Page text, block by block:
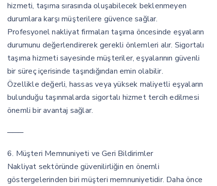
hizmeti, taşıma sırasında oluşabilecek beklenmeyen
durumlara karşı müşterilere güvence sağlar.
Profesyonel nakliyat firmaları taşıma öncesinde eşyaların
durumunu değerlendirerek gerekli önlemleri alır. Sigortalı
taşıma hizmeti sayesinde müşteriler, eşyalarının güvenli
bir süreç içerisinde taşındığından emin olabilir.
Özellikle değerli, hassas veya yüksek maliyetli eşyaların
bulunduğu taşınmalarda sigortalı hizmet tercih edilmesi
önemli bir avantaj sağlar.
───
6. Müşteri Memnuniyeti ve Geri Bildirimler
Nakliyat sektöründe güvenilirliğin en önemli
göstergelerinden biri müşteri memnuniyetidir. Daha önce